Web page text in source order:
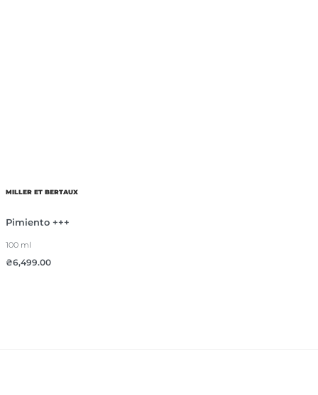
MILLER ET BERTAUX
Рimiento +++
100 ml
₴6,499.00